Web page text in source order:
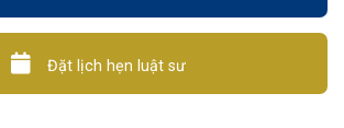
Đặt lịch hẹn luật sư